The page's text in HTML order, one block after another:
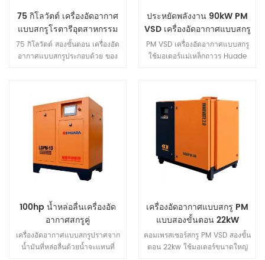
ได้อย่างสมบูรณ์มีวาล์วควบคุม
อุณหภูมิภายในปรับให้เข้ากับ
อุณหภูมิภูมิภาคเพื่อให้มั่นใจใน
คุณภาพของน้ำมันหล่อลื่นและ
ตัวควบคุมแพลตฟอร์มคอมพิวเตอร์
เพื่อปรับและตรวจสอบพารามิเตอร์
การทำงานของคุณภาพงบสิบสอง
ไว้ตัวควบคุมจะส่งคำเตือนหรือหยุด
โดยอัตโนมัติในขณะที่แสดงสาเหตุ
ของความล้มเหลวและเขียนบันทึก
ประวัติความผิดปกติ เพื่อให้การ
ความจริง. 5. พลังงาน ไฮไลท์การ
บันทึกใช้ปลายอากาศสกรูที่มี
ประสิทธิภาพเชิงปริมาตรสูงหลีก
เลี่ยงกระบวนการบีบอัดและการสูญ
เสียพลังงานขยายตัวคอมเพรสเซอร์
75 กิโลวัตต์ เครื่องอัดอากาศ
แบบสกรูโรตารีอุตสาหกรรม
ขนาดใหญ่สองขั้นตอน
75 กิโลวัตต์ สองขั้นตอน เครื่องอัด
อากาศแบบสกรูประกอบด้วย ของ
โลก การกระจัดในระดับสูงสุดและ
เหนือกว่าตลาดโลก ความต้องการ
มัน คือประสิทธิภาพสูงสุดและ
คุณภาพสูงสุดของอากาศ
คอมเพรสเซอร์.
ประหยัดพลังงาน 90kW PM
VSD เครื่องอัดอากาศแบบสกรู
PM VSD เครื่องอัดอากาศแบบสกรู
ใช้มอเตอร์แม่เหล็กถาวร Huade
ประหยัดพลังงานแบบใหม่ช่วย
ประหยัดได้มากกว่าเครื่องอัด
อากาศแบบสกรูทั่วไปถึง 40%
100hp น้ำหล่อลื่นเครื่องอัด
อากาศสกรูคู่
เครื่องอัดอากาศแบบสกรูปราศจาก
น้ำมันที่หล่อลื่นด้วยน้ำจะแทนที่
เครื่องอัดอากาศแบบสกรู PM
แบบสองขั้นตอน 22kW
คอมเพรสเซอร์สกรู PM VSD สองขั้น
ตอน 22kw ใช้มอเตอร์ขนาดใหญ่